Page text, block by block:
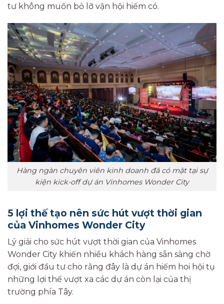
tư không muốn bỏ lỡ vận hội hiếm có.
Hàng ngàn chuyên viên kinh doanh đã có mặt tại sự
kiện kick-off dự án Vinhomes Wonder City
5 lợi thế tạo nên sức hút vượt thời gian
của Vinhomes Wonder City
Lý giải cho sức hút vượt thời gian của Vinhomes
Wonder City khiến nhiều khách hàng sẵn sàng chờ
đợi, giới đầu tư cho rằng đây là dự án hiếm hoi hội tụ
những lợi thế vượt xa các dự án còn lại của thị
trường phía Tây.